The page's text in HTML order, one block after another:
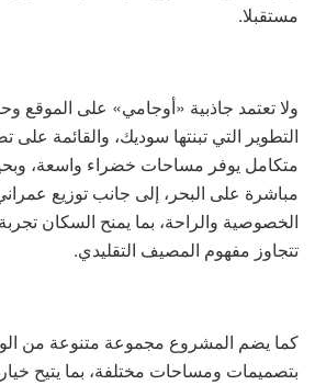
مستقبلا.
ولا تعتمد جاذبية «أوجامي» على الموقع
التطوير التي تبنتها سوديك، والقائمة
متكامل يوفر مساحات خضراء واسعة،
مباشرة على البحر، إلى جانب توزيع
الخصوصية والراحة، بما يمنح السكان
تتجاوز مفهوم المصيف التقليدي.
كما يضم المشروع مجموعة متنوعة من
بتصميمات ومساحات مختلفة، بما يتيح